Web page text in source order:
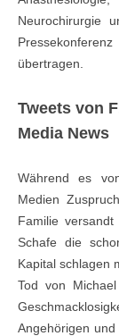
Neurochirurgie
übertragen.
Tweets von
Media News
Während es
Medien
Familie
Schafe die
Kapital schlagen
Tod von
Angehörigen